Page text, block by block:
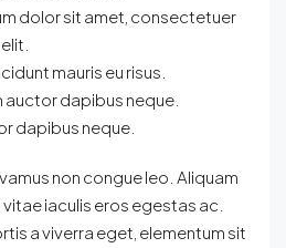
dolor sit amet, consectetuer
mauris eu risus.
auctor dapibus neque.
dapibus neque.
non congue leo. Aliquam
iaculis eros egestas ac.
a viverra eget, elementum sit